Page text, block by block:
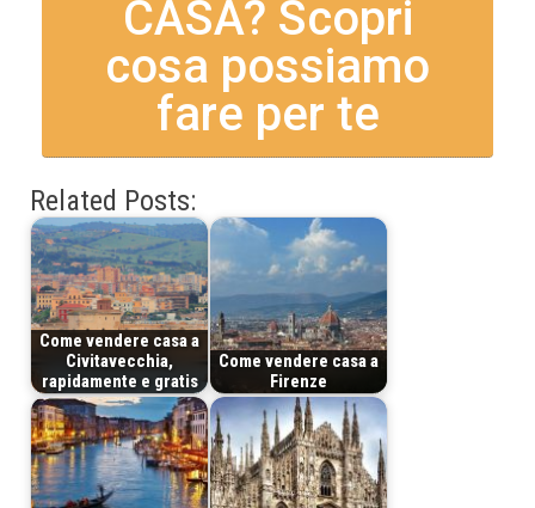
CASA? Scopri
cosa possiamo
fare per te
Related Posts:
Come vendere casa a
Civitavecchia,
rapidamente e gratis
Come vendere casa a
Firenze